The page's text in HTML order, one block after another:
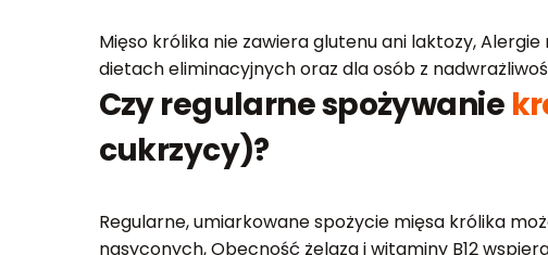
Mięso królika nie zawiera glutenu ani laktozy,
dietach eliminacyjnych oraz dla osób z
Czy regularne spożywanie
cukrzycy)?
Regularne, umiarkowane spożycie mięsa królika
nasyconych, Obecność żelaza i witaminy B12